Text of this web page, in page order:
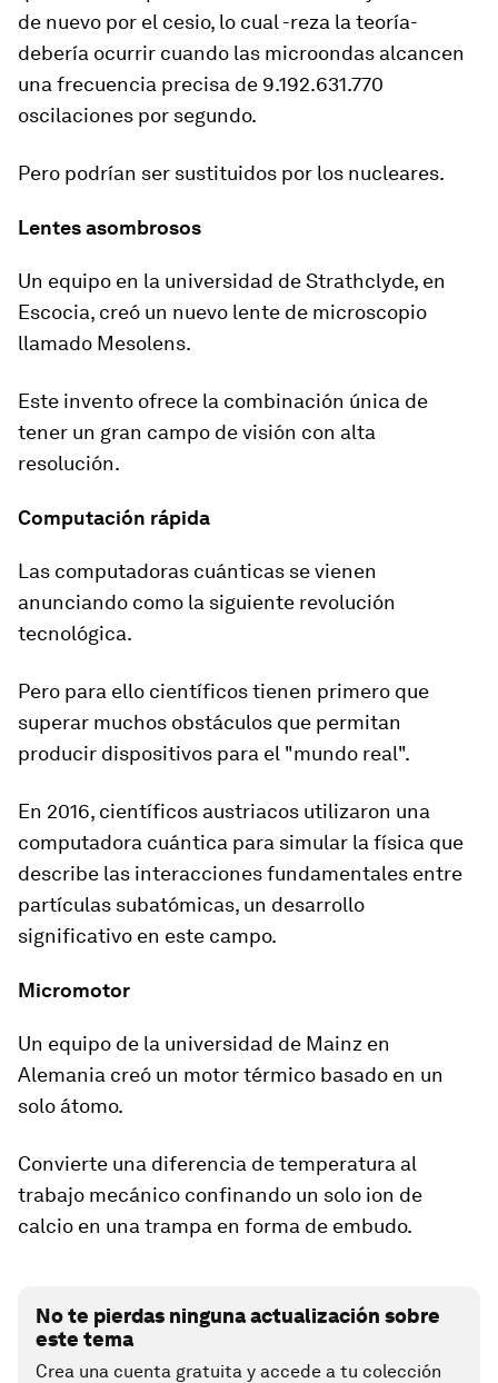
de nuevo por el cesio, lo cual -reza la teoría-
debería ocurrir cuando las microondas alcancen
una frecuencia precisa de 9.192.631.770
oscilaciones por segundo.
Pero podrían ser sustituidos por los nucleares.
Lentes asombrosos
Un equipo en la universidad de Strathclyde, en
Escocia, creó un nuevo lente de microscopio
llamado Mesolens.
Este invento ofrece la combinación única de
tener un gran campo de visión con alta
resolución.
Computación rápida
Las computadoras cuánticas se vienen
anunciando como la siguiente revolución
tecnológica.
Pero para ello científicos tienen primero que
superar muchos obstáculos que permitan
producir dispositivos para el "mundo real".
En 2016, científicos austriacos utilizaron una
computadora cuántica para simular la física que
describe las interacciones fundamentales entre
partículas subatómicas, un desarrollo
significativo en este campo.
Micromotor
Un equipo de la universidad de Mainz en
Alemania creó un motor térmico basado en un
solo átomo.
Convierte una diferencia de temperatura al
trabajo mecánico confinando un solo ion de
calcio en una trampa en forma de embudo.
No te pierdas ninguna actualización sobre
este tema
Crea una cuenta gratuita y accede a tu colección